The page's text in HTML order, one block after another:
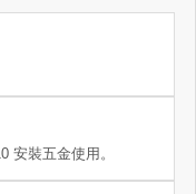
安裝五金使用。